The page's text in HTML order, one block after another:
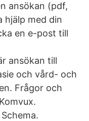
ansökan (pdf,
hjälp med din
en e-post till
ansökan till
och vård- och
Frågor och